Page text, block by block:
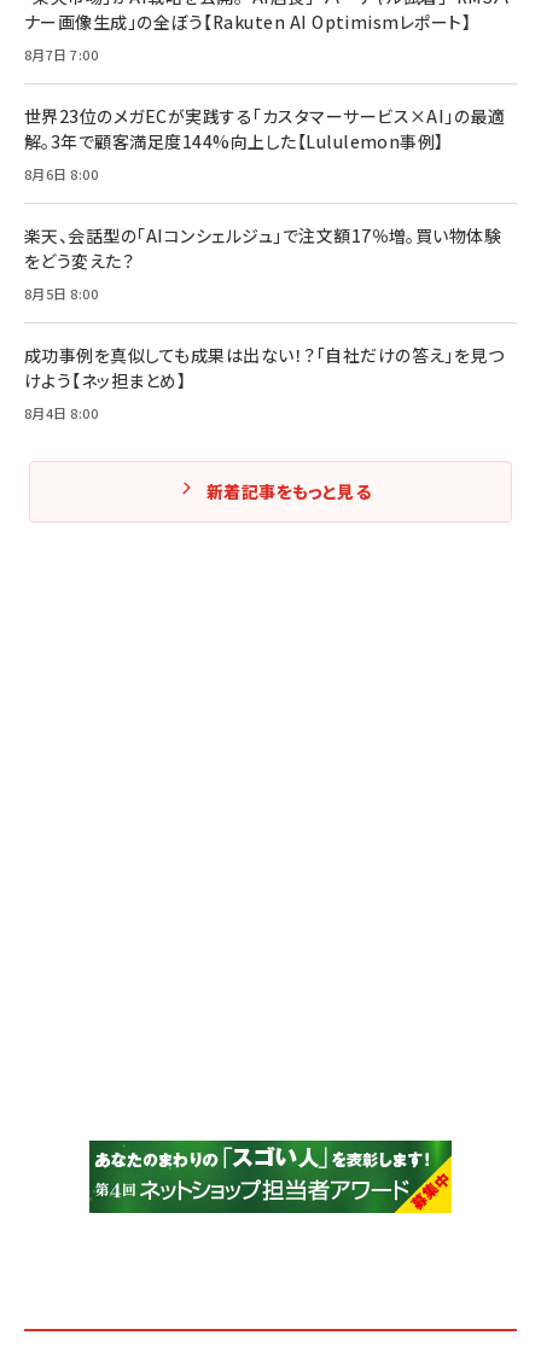
ナー画像生成」の全ぼう【Rakuten AI Optimismレポート】
8月7日 7:00
世界23位のメガECが実践する「カスタマーサービス×AI」の最適
解。3年で顧客満足度144%向上した【Lululemon事例】
8月6日 8:00
楽天、会話型の「AIコンシェルジュ」で注文額17％増。買い物体験
をどう変えた？
8月5日 8:00
成功事例を真似しても成果は出ない！？「自社だけの答え」を見つ
けよう【ネッ担まとめ】
8月4日 8:00
新着記事をもっと見る